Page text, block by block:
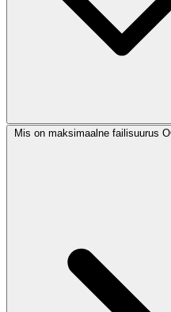
Mis on maksimaalne failisuurus